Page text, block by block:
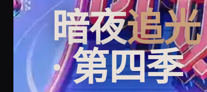
暗夜追光
· 第四季